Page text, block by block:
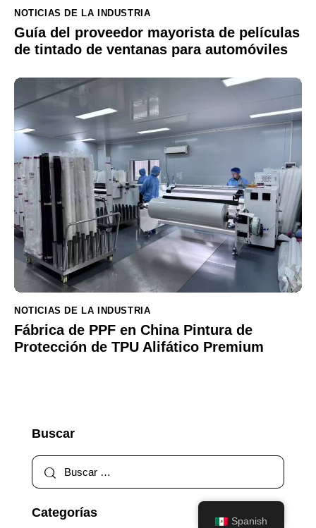
NOTICIAS DE LA INDUSTRIA
Guía del proveedor mayorista de películas
de tintado de ventanas para automóviles
NOTICIAS DE LA INDUSTRIA
Fábrica de PPF en China Pintura de
Protección de TPU Alifático Premium
Buscar
Categorías
Spanish